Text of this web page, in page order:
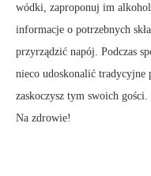
wódki, zaproponuj im
informacje o potrzebnych
przyrządzić napój. Podczas
nieco udoskonalić tradycyjne
zaskoczysz tym swoich gości.
Na zdrowie!